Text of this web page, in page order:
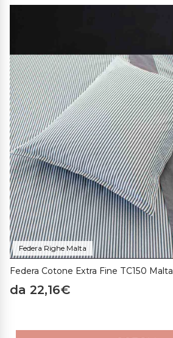
Federa Righe Malta
Federa Cotone Extra Fine TC150 Malta
da 22,16€